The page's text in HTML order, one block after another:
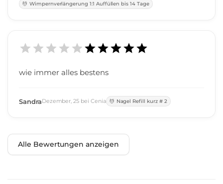
Wimpernverlängerung 1:1 Auffüllen bis 14 Tage
wie immer alles bestens
SandraDezember,25 bei Cenia Nagel Refill kurz # 2
Alle Bewertungen anzeigen